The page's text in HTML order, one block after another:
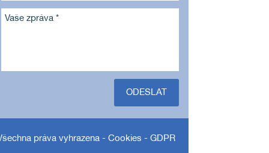
Vaše zpráva *
ODESLAT
práva vyhrazena - Cookies - GDPR